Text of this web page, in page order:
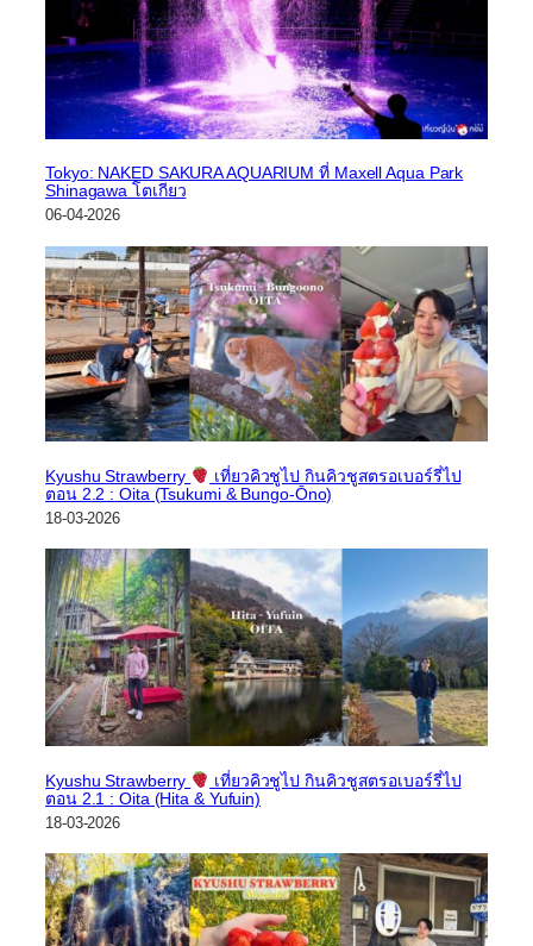
Tokyo: NAKED SAKURA AQUARIUM ที่ Maxell Aqua Park
Shinagawa โตเกียว
06-04-2026
Kyushu Strawberry
เที่ยวคิวชูไป กินคิวชูสตรอเบอร์รี่ไป
ตอน 2.2 : Oita (Tsukumi & Bungo-Ōno)
18-03-2026
Kyushu Strawberry
เที่ยวคิวชูไป กินคิวชูสตรอเบอร์รี่ไป
ตอน 2.1 : Oita (Hita & Yufuin)
18-03-2026